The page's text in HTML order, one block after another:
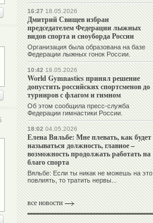
16:2718.05.2026
Дмитрий Свищев избран
председателем Федерации лыжных
видов спорта и сноуборда России
Организация была образована на базе
Федерации лыжных гонок России.
10:4218.05.2026
World Gymnastics принял решение
допустить российских спортсменов до
турниров с флагом и гимном
Об этом сообщила пресс-служба
Федерации гимнастики России.
18:0204.05.2026
Елена Вяльбе: Мне плевать, как будет
называться должность, главное –
возможность продолжать работать на
благо спорта
Вяльбе: Если ты никак не можешь на это
повлиять, то тратить нервы...
все новости